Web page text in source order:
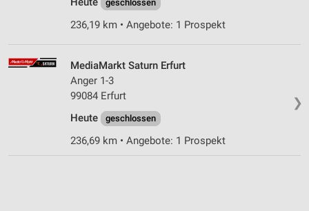
geschlossen
236,19 km • Angebote: 1 Prospekt
❯
MediaMarkt Saturn Erfurt
Anger 1-3
99084 Erfurt
Heute
geschlossen
236,69 km • Angebote: 1 Prospekt